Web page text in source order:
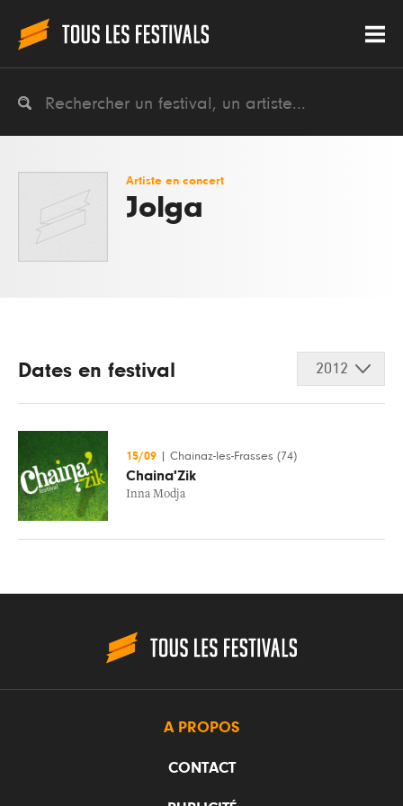
Artiste en concert
Jolga
Dates en festival 2012
15/09 Chainaz-les-Frasses (74)
Chaina'Zik
Inna Modja
A PROPOS
CONTACT